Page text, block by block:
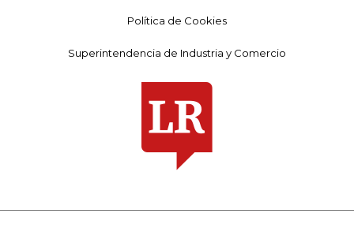
Política de Cookies
Superintendencia de Industria y Comercio